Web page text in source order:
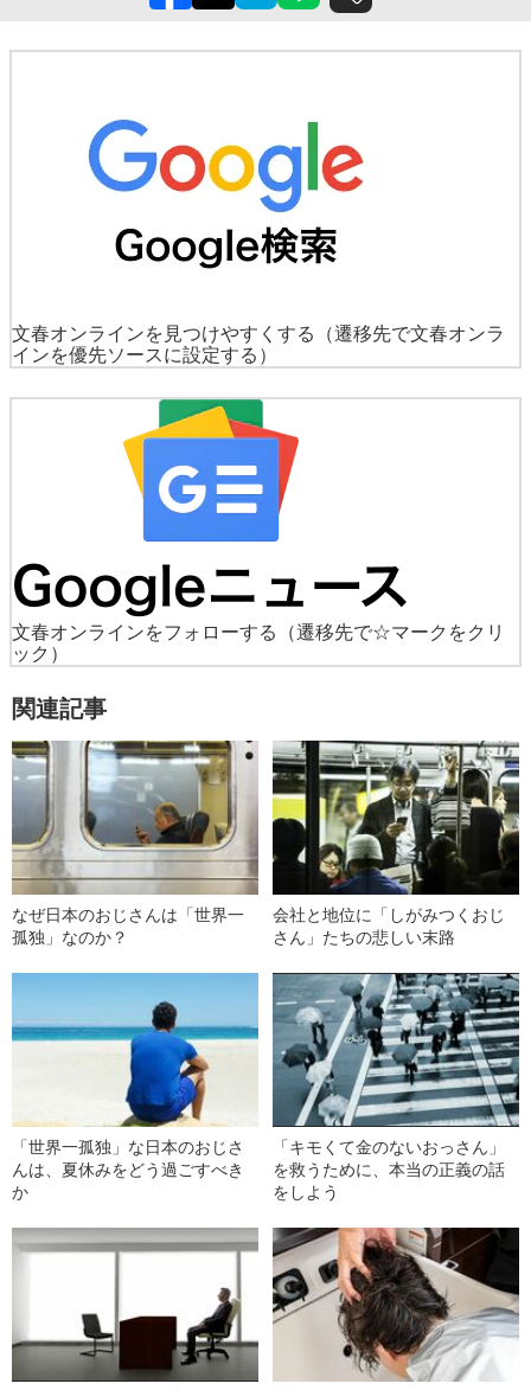
文春オンラインを見つけやすくする
（遷移先で文春オンラ
インを優先ソースに設定する）
文春オンラインをフォローする
（遷移先で☆マークをクリ
ック）
関連記事
なぜ日本のおじさんは「世界一
孤独」なのか？
会社と地位に「しがみつくおじ
さん」たちの悲しい末路
「世界一孤独」な日本のおじさ
んは、夏休みをどう過ごすべき
か
「キモくて金のないおっさん」
を救うために、本当の正義の話
をしよう